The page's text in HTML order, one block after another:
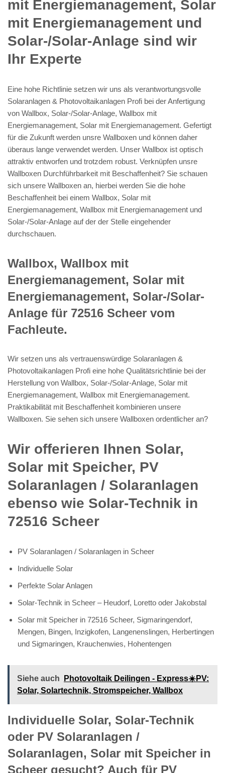
mit Energiemanagement, Solar
mit Energiemanagement und
Solar-/Solar-Anlage sind wir
Ihr Experte
Eine hohe Richtlinie setzen wir uns als verantwortungsvolle
Solaranlagen & Photovoltaikanlagen Profi bei der Anfertigung
von Wallbox, Solar-/Solar-Anlage, Wallbox mit
Energiemanagement, Solar mit Energiemanagement. Gefertigt
für die Zukunft werden unsre Wallboxen und können daher
überaus lange verwendet werden. Unser Wallbox ist optisch
attraktiv entworfen und trotzdem robust. Verknüpfen unsre
Wallboxen Durchführbarkeit mit Beschaffenheit? Sie schauen
sich unsere Wallboxen an, hierbei werden Sie die hohe
Beschaffenheit bei einem Wallbox, Solar mit
Energiemanagement, Wallbox mit Energiemanagement und
Solar-/Solar-Anlage auf der der Stelle eingehender
durchschauen.
Wallbox, Wallbox mit
Energiemanagement, Solar mit
Energiemanagement, Solar-/Solar-
Anlage für 72516 Scheer vom
Fachleute.
Wir setzen uns als vertrauenswürdige Solaranlagen &
Photovoltaikanlagen Profi eine hohe Qualitätsrichtlinie bei der
Herstellung von Wallbox, Solar-/Solar-Anlage, Solar mit
Energiemanagement, Wallbox mit Energiemanagement.
Praktikabilität mit Beschaffenheit kombinieren unsere
Wallboxen. Sie sehen sich unsere Wallboxen ordentlicher an?
Wir offerieren Ihnen Solar,
Solar mit Speicher, PV
Solaranlagen / Solaranlagen
ebenso wie Solar-Technik in
72516 Scheer
PV Solaranlagen / Solaranlagen in Scheer
Individuelle Solar
Perfekte Solar Anlagen
Solar-Technik in Scheer – Heudorf, Loretto oder Jakobstal
Solar mit Speicher in 72516 Scheer, Sigmaringendorf,
Mengen, Bingen, Inzigkofen, Langenenslingen, Herbertingen
und Sigmaringen, Krauchenwies, Hohentengen
Siehe auch
Photovoltaik Deilingen - Express☀️PV️:
Solar, Solartechnik, Stromspeicher, Wallbox
Individuelle Solar, Solar-Technik
oder PV Solaranlagen /
Solaranlagen, Solar mit Speicher in
Scheer gesucht? Auch für PV